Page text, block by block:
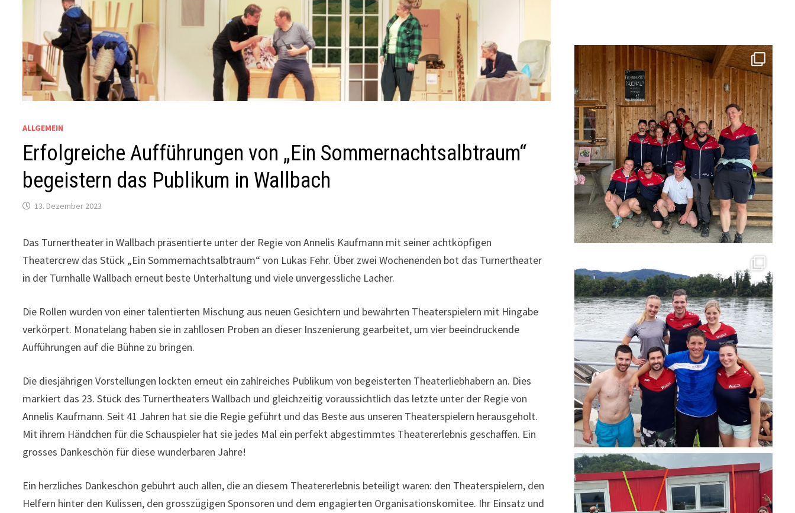
ALLGEMEIN
Erfolgreiche Aufführungen von „Ein Sommernachtsalbtraum“
begeistern das Publikum in Wallbach
13. Dezember 2023
Das Turnertheater in Wallbach präsentierte unter der Regie von Annelis Kaufmann mit seiner achtköpfigen
Theatercrew das Stück „Ein Sommernachtsalbtraum“ von Lukas Fehr. Über zwei Wochenenden bot das Turnertheater
in der Turnhalle Wallbach erneut beste Unterhaltung und viele unvergessliche Lacher.
Die Rollen wurden von einer talentierten Mischung aus neuen Gesichtern und bewährten Theaterspielern mit Hingabe
verkörpert. Monatelang haben sie in zahllosen Proben an dieser Inszenierung gearbeitet, um vier beeindruckende
Aufführungen auf die Bühne zu bringen.
Die diesjährigen Vorstellungen lockten erneut ein zahlreiches Publikum von begeisterten Theaterliebhabern an. Dies
markiert das 23. Stück des Turnertheaters Wallbach und gleichzeitig voraussichtlich das letzte unter der Regie von
Annelis Kaufmann. Seit 41 Jahren hat sie die Regie geführt und das Beste aus unseren Theaterspielern herausgeholt.
Mit ihrem Händchen für die Schauspieler hat sie jedes Mal ein perfekt abgestimmtes Theatererlebnis geschaffen. Ein
grosses Dankeschön für diese wunderbaren Jahre!
Ein herzliches Dankeschön gebührt auch allen, die an diesem Theatererlebnis beteiligt waren: den Theaterspielern, den
Helfern hinter den Kulissen, den grosszügigen Sponsoren und dem engagierten Organisationskomitee. Ihr Einsatz und